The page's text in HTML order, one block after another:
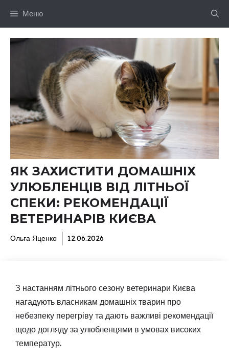
Меню
ЯК ЗАХИСТИТИ ДОМАШНІХ
УЛЮБЛЕНЦІВ ВІД ЛІТНЬОЇ
СПЕКИ: РЕКОМЕНДАЦІЇ
ВЕТЕРИНАРІВ КИЄВА
Ольга Яценко 12.06.2026
З настанням літнього сезону ветеринари Києва
нагадують власникам домашніх тварин про
небезпеку перегріву та дають важливі рекомендації
щодо догляду за улюбленцями в умовах високих
температур.